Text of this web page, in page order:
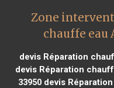
Zone
chauffe eau
devis Réparation
devis Réparation
33950devis